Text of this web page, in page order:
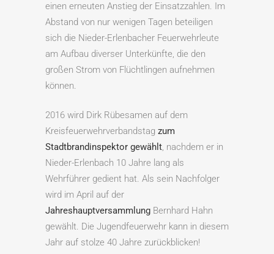
einen erneuten Anstieg der Einsatzzahlen. Im
Abstand von nur wenigen Tagen beteiligen
sich die Nieder-Erlenbacher Feuerwehrleute
am Aufbau diverser Unterkünfte, die den
großen Strom von Flüchtlingen aufnehmen
können.
2016 wird Dirk Rübesamen auf dem
Kreisfeuerwehrverbandstag zum
Stadtbrandinspektor gewählt, nachdem er in
Nieder-Erlenbach 10 Jahre lang als
Wehrführer gedient hat. Als sein Nachfolger
wird im April auf der
Jahreshauptversammlung Bernhard Hahn
gewählt. Die Jugendfeuerwehr kann in diesem
Jahr auf stolze 40 Jahre zurückblicken!